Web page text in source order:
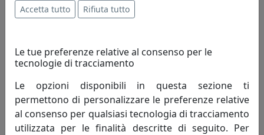
TAVOLINO DA SALOTTO ERMIONE 90 IN ACCIAIO CT15M9024
COLORE ROSSO DALIA
Accetta tutto Rifiuta tutto
Le tue preferenze relative al consenso per le
tecnologie di tracciamento
Le opzioni disponibili in questa sezione ti
permettono di personalizzare le preferenze relative
al consenso per qualsiasi tecnologia di tracciamento
utilizzata per le finalità descritte di seguito. Per